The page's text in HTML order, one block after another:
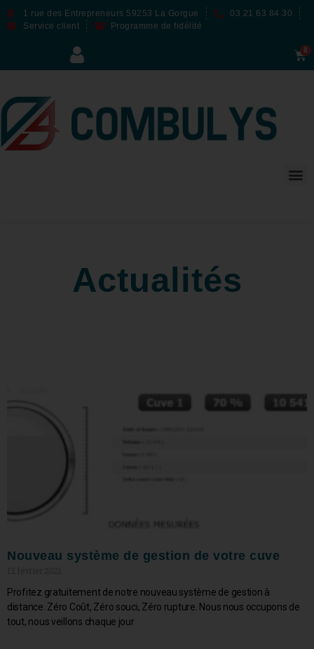
1 rue des Entrepreneurs 59253 La Gorgue
03 21 63 84 30
Service client
Programme de fidélité
Actualités
Nouveau système de gestion de votre cuve
Profitez gratuitement de notre nouveau système de gestion à
distance. Zéro Coût, Zéro souci, Zéro rupture. Nous nous occupons de
tout, nous veillons chaque jour